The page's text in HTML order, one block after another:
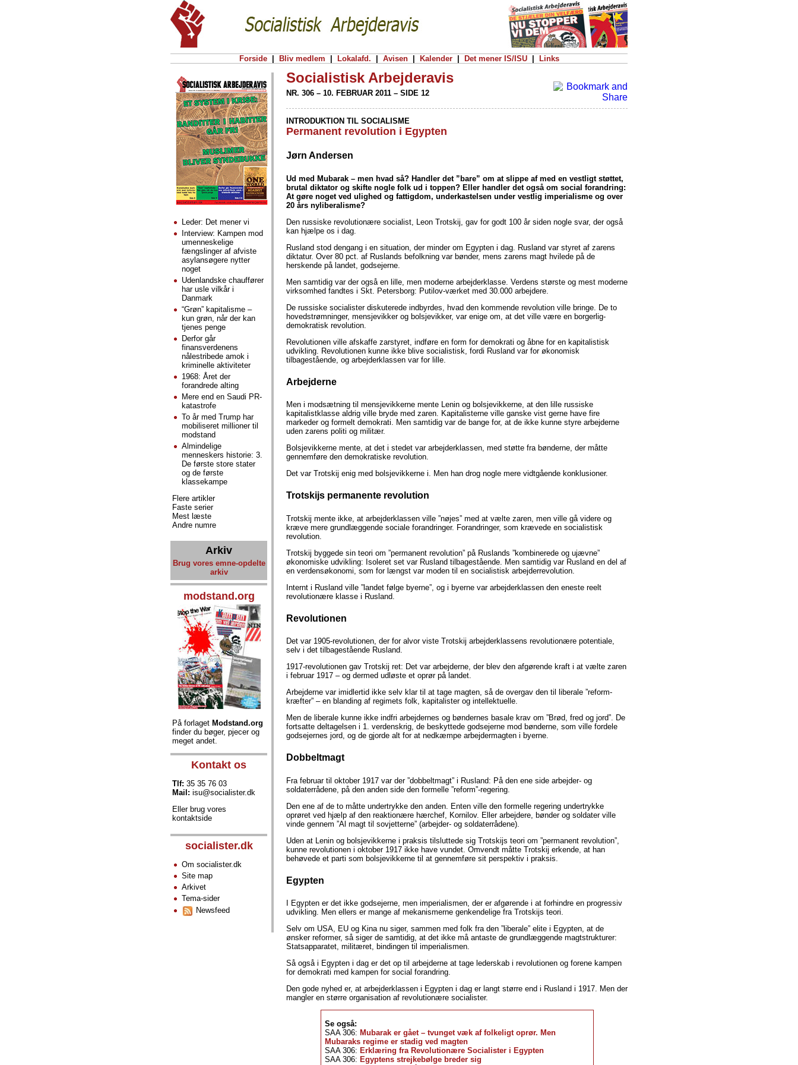
Forside Bliv medlem Lokalafd. Avisen Kalender Det mener IS/ISU Links
Socialistisk Arbejderavis
NR. 306 – 10. FEBRUAR 2011 – SIDE 12
INTRODUKTION TIL SOCIALISME
Permanent revolution i Egypten
Jørn Andersen
Ud med Mubarak – men hvad så? Handler det ”bare” om at slippe af med en vestligt støttet,
brutal diktator og skifte nogle folk ud i toppen? Eller handler det også om social forandring:
At gøre noget ved ulighed og fattigdom, underkastelsen under vestlig imperialisme og over
20 års nyliberalisme?
Den russiske revolutionære socialist, Leon Trotskij, gav for godt 100 år siden nogle svar, der også
kan hjælpe os i dag.
Rusland stod dengang i en situation, der minder om Egypten i dag. Rusland var styret af zarens
diktatur. Over 80 pct. af Ruslands befolkning var bønder, mens zarens magt hvilede på de
herskende på landet, godsejerne.
Men samtidig var der også en lille, men moderne arbejderklasse. Verdens største og mest moderne
virksomhed fandtes i Skt. Petersborg: Putilov-værket med 30.000 arbejdere.
De russiske socialister diskuterede indbyrdes, hvad den kommende revolution ville bringe. De to
hovedstrømninger, mensjevikker og bolsjevikker, var enige om, at det ville være en borgerlig-
demokratisk revolution.
Revolutionen ville afskaffe zarstyret, indføre en form for demokrati og åbne for en kapitalistisk
udvikling. Revolutionen kunne ikke blive socialistisk, fordi Rusland var for økonomisk
tilbagestående, og arbejderklassen var for lille.
Arbejderne
Men i modsætning til mensjevikkerne mente Lenin og bolsjevikkerne, at den lille russiske
kapitalistklasse aldrig ville bryde med zaren. Kapitalisterne ville ganske vist gerne have fire
markeder og formelt demokrati. Men samtidig var de bange for, at de ikke kunne styre arbejderne
uden zarens politi og militær.
Bolsjevikkerne mente, at det i stedet var arbejderklassen, med støtte fra bønderne, der måtte
gennemføre den demokratiske revolution.
Det var Trotskij enig med bolsjevikkerne i. Men han drog nogle mere vidtgående konklusioner.
Trotskijs permanente revolution
Trotskij mente ikke, at arbejderklassen ville ”nøjes” med at vælte zaren, men ville gå videre og
kræve mere grundlæggende sociale forandringer. Forandringer, som krævede en socialistisk
revolution.
Trotskij byggede sin teori om ”permanent revolution” på Ruslands ”kombinerede og ujævne”
økonomiske udvikling: Isoleret set var Rusland tilbagestående. Men samtidig var Rusland en del af
en verdensøkonomi, som for længst var moden til en socialistisk arbejderrevolution.
Internt i Rusland ville ”landet følge byerne”, og i byerne var arbejderklassen den eneste reelt
revolutionære klasse i Rusland.
Revolutionen
Det var 1905-revolutionen, der for alvor viste Trotskij arbejderklassens revolutionære potentiale,
selv i det tilbagestående Rusland.
1917-revolutionen gav Trotskij ret: Det var arbejderne, der blev den afgørende kraft i at vælte zaren
i februar 1917 – og dermed udløste et oprør på landet.
Arbejderne var imidlertid ikke selv klar til at tage magten, så de overgav den til liberale ”reform-
kræfter” – en blanding af regimets folk, kapitalister og intellektuelle.
Men de liberale kunne ikke indfri arbejdernes og bøndernes basale krav om ”Brød, fred og jord”. De
fortsatte deltagelsen i 1. verdenskrig, de beskyttede godsejerne mod bønderne, som ville fordele
godsejernes jord, og de gjorde alt for at nedkæmpe arbejdermagten i byerne.
Dobbeltmagt
Fra februar til oktober 1917 var der ”dobbeltmagt” i Rusland: På den ene side arbejder- og
soldaterrådene, på den anden side den formelle ”reform”-regering.
Den ene af de to måtte undertrykke den anden. Enten ville den formelle regering undertrykke
oprøret ved hjælp af den reaktionære hærchef, Kornilov. Eller arbejdere, bønder og soldater ville
vinde gennem ”Al magt til sovjetterne” (arbejder- og soldaterrådene).
Uden at Lenin og bolsjevikkerne i praksis tilsluttede sig Trotskijs teori om ”permanent revolution”,
kunne revolutionen i oktober 1917 ikke have vundet. Omvendt måtte Trotskij erkende, at han
behøvede et parti som bolsjevikkerne til at gennemføre sit perspektiv i praksis.
Egypten
I Egypten er det ikke godsejerne, men imperialismen, der er afgørende i at forhindre en progressiv
udvikling. Men ellers er mange af mekanismerne genkendelige fra Trotskijs teori.
Selv om USA, EU og Kina nu siger, sammen med folk fra den ”liberale” elite i Egypten, at de
ønsker reformer, så siger de samtidig, at det ikke må antaste de grundlæggende magtstrukturer:
Statsapparatet, militæret, bindingen til imperialismen.
Så også i Egypten i dag er det op til arbejderne at tage lederskab i revolutionen og forene kampen
for demokrati med kampen for social forandring.
Den gode nyhed er, at arbejderklassen i Egypten i dag er langt større end i Rusland i 1917. Men der
mangler en større organisation af revolutionære socialister.
Se også:
SAA 306: Mubarak er gået – tvunget væk af folkeligt oprør. Men
Mubaraks regime er stadig ved magten
SAA 306: Erklæring fra Revolutionære Socialister i Egypten
SAA 306: Egyptens strejkebølge breder sig
Leder: Det mener vi
Interview: Kampen mod
umenneskelige
fængslinger af afviste
asylansøgere nytter
noget
Udenlandske chauffører
har usle vilkår i
Danmark
“Grøn” kapitalisme –
kun grøn, når der kan
tjenes penge
Derfor går
finansverdenens
nålestribede amok i
kriminelle aktiviteter
1968: Året der
forandrede alting
Mere end en Saudi PR-
katastrofe
To år med Trump har
mobiliseret millioner til
modstand
Almindelige
menneskers historie: 3.
De første store stater
og de første
klassekampe
Flere artikler
Faste serier
Mest læste
Andre numre
Arkiv
Brug vores emne-opdelte
arkiv
modstand.org
På forlaget Modstand.org
finder du bøger, pjecer og
meget andet.
Kontakt os
Tlf: 35 35 76 03
Mail: isu@socialister.dk
Eller brug vores
kontaktside
socialister.dk
Om socialister.dk
Site map
Arkivet
Tema-sider
Newsfeed